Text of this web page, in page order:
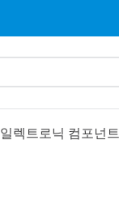
일렉트로닉 컴포넌트